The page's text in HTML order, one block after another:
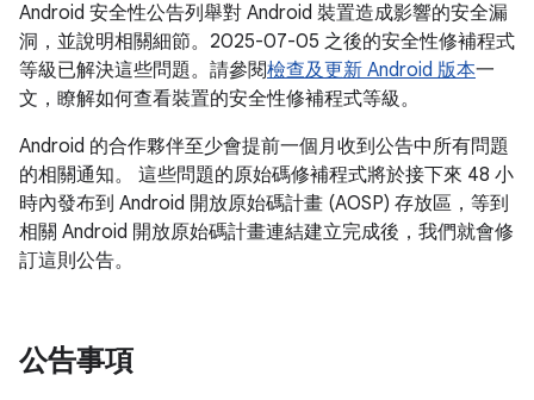
Android 安全性公告列舉對 Android 裝置造成影響的安全漏
洞，並說明相關細節。2025-07-05 之後的安全性修補程式
等級已解決這些問題。請參閱檢查及更新 Android 版本一
文，瞭解如何查看裝置的安全性修補程式等級。
Android 的合作夥伴至少會提前一個月收到公告中所有問題
的相關通知。 這些問題的原始碼修補程式將於接下來 48 小
時內發布到 Android 開放原始碼計畫 (AOSP) 存放區，等到
相關 Android 開放原始碼計畫連結建立完成後，我們就會修
訂這則公告。
公告事項